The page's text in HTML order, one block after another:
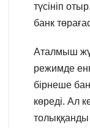
түсініп
банк
Аталмыш
режимде
бірнеше
көреді. Ал
толыққанды